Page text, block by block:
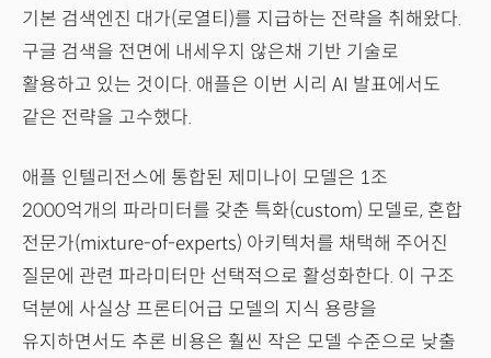
기본 검색엔진 대가(로열티)를 지급하는 전략을 취해왔다.
구글 검색을 전면에 내세우지 않은채 기반 기술로
활용하고 있는 것이다. 애플은 이번 시리 AI 발표에서도
같은 전략을 고수했다.
애플 인텔리전스에 통합된 제미나이 모델은 1조
2000억개의 파라미터를 갖춘 특화(custom) 모델로, 혼합
전문가(mixture-of-experts) 아키텍처를 채택해 주어진
질문에 관련 파라미터만 선택적으로 활성화한다. 이 구조
덕분에 사실상 프론티어급 모델의 지식 용량을
유지하면서도 추론 비용은 훨씬 작은 모델 수준으로 낮출